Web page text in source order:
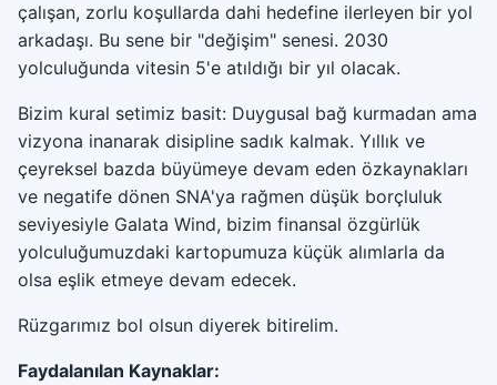
çalışan, zorlu koşullarda dahi hedefine ilerleyen bir yol
arkadaşı. Bu sene bir "değişim" senesi. 2030
yolculuğunda vitesin 5'e atıldığı bir yıl olacak.
Bizim kural setimiz basit: Duygusal bağ kurmadan ama
vizyona inanarak disipline sadık kalmak. Yıllık ve
çeyreksel bazda büyümeye devam eden özkaynakları
ve negatife dönen SNA'ya rağmen düşük borçluluk
seviyesiyle Galata Wind, bizim finansal özgürlük
yolculuğumuzdaki kartopumuza küçük alımlarla da
olsa eşlik etmeye devam edecek.
Rüzgarımız bol olsun diyerek bitirelim.
Faydalanılan Kaynaklar: